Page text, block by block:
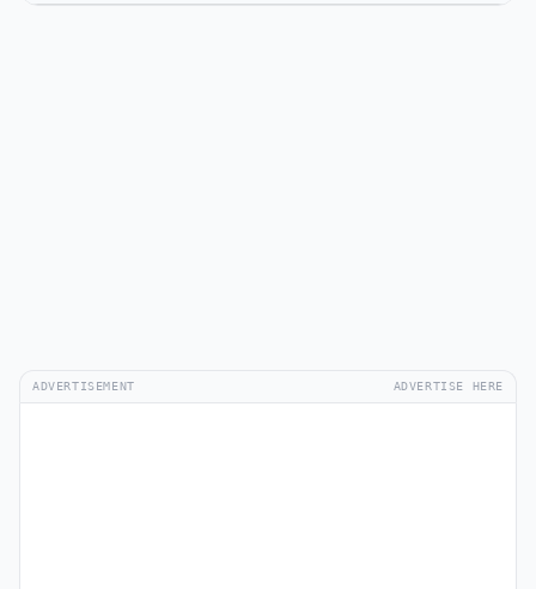
ADVERTISEMENT ADVERTISE HERE